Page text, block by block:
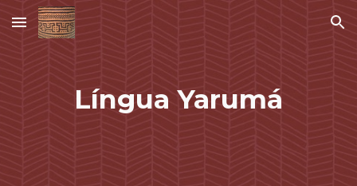
Skip to main content Skip to navigation
Língua Yarumá